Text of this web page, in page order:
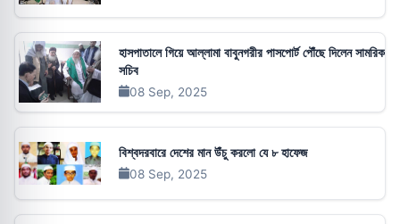
হাসপাতালে গিয়ে আল্লামা বাবুনগরীর পাসপোর্ট পৌঁছে দিলেন সামরিক
সচিব
08 Sep, 2025
বিশ্বদরবারে দেশের মান উঁচু করলো যে ৮ হাফেজ
08 Sep, 2025